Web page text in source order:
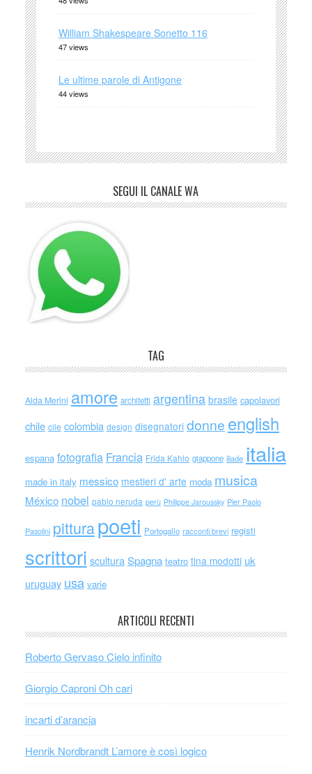
William Shakespeare Sonetto 116
47 views
Le ultime parole di Antigone
44 views
SEGUI IL CANALE WA
TAG
Alda Merini amore architetti argentina brasile capolavori
chile cile colombia design disegnatori donne english
espana fotografia Francia Frida Kahlo giappone iliade italia
made in italy messico mestieri d' arte moda musica
México nobel pablo neruda perù Philippe Jaroussky Pier Paolo
Pasolini pitturapoeti Portogallo racconti brevi registi
scrittori scultura Spagna teatro tina modotti uk
uruguay usa varie
ARTICOLI RECENTI
Roberto Gervaso Cielo infinito
Giorgio Caproni Oh cari
incarti d’arancia
Henrik Nordbrandt L’amore è così logico